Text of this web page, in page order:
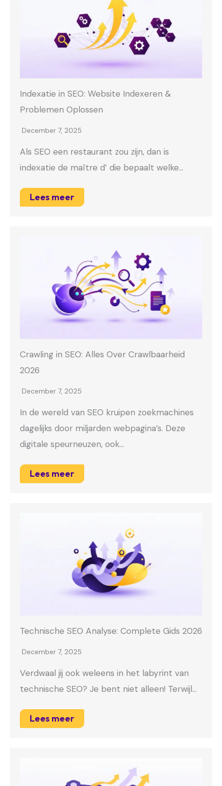
Indexatie in SEO: Website Indexeren &
Problemen Oplossen
December 7, 2025
Als SEO een restaurant zou zijn, dan is
indexatie de maître d’ die bepaalt welke…
Lees meer
Crawling in SEO: Alles Over Crawlbaarheid
2026
December 7, 2025
In de wereld van SEO kruipen zoekmachines
dagelijks door miljarden webpagina’s. Deze
digitale speurneuzen, ook…
Lees meer
Technische SEO Analyse: Complete Gids 2026
December 7, 2025
Verdwaal jij ook weleens in het labyrint van
technische SEO? Je bent niet alleen! Terwijl…
Lees meer